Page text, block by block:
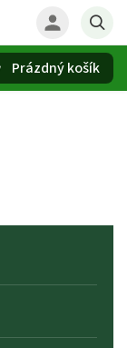
Prázdný košík